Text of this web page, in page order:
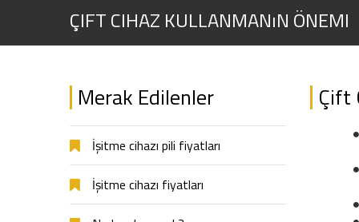
ÇIFT CIHAZ KULLANMANıN ÖNEMI
Merak Edilenler
İşitme cihazı pili fiyatları
İşitme cihazı fiyatları
Çift